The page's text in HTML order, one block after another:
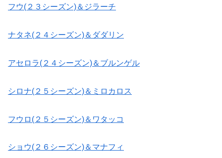
フウ(２３シーズン)＆ジラーチ
ナタネ(２４シーズン)＆ダダリン
アセロラ(２４シーズン)＆ブルンゲル
シロナ(２５シーズン)＆ミロカロス
フウロ(２５シーズン)＆ワタッコ
ショウ(２６シーズン)＆マナフィ